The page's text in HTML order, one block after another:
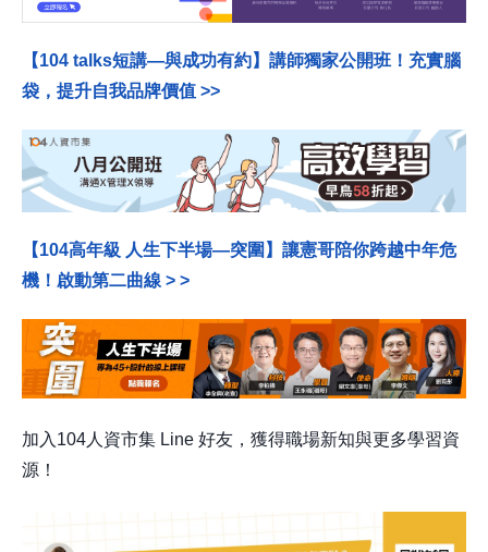
【104 talks短講—與成功有約】 講師獨家公開班！充實腦
袋，提升自我品牌價值 >>
【104高年級 人生下半場—突圍】讓憲哥陪你跨越中年危
機！啟動第二曲線 > >
加入104人資市集 Line 好友，獲得職場新知與更多學習資
源！